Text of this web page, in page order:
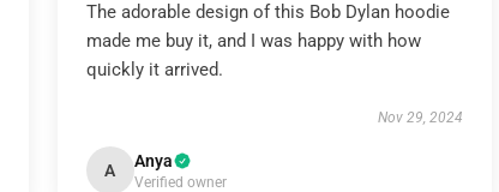
The adorable design of this Bob Dylan hoodie
made me buy it, and I was happy with how
quickly it arrived.
Nov 29, 2024
A Anya
Verified owner